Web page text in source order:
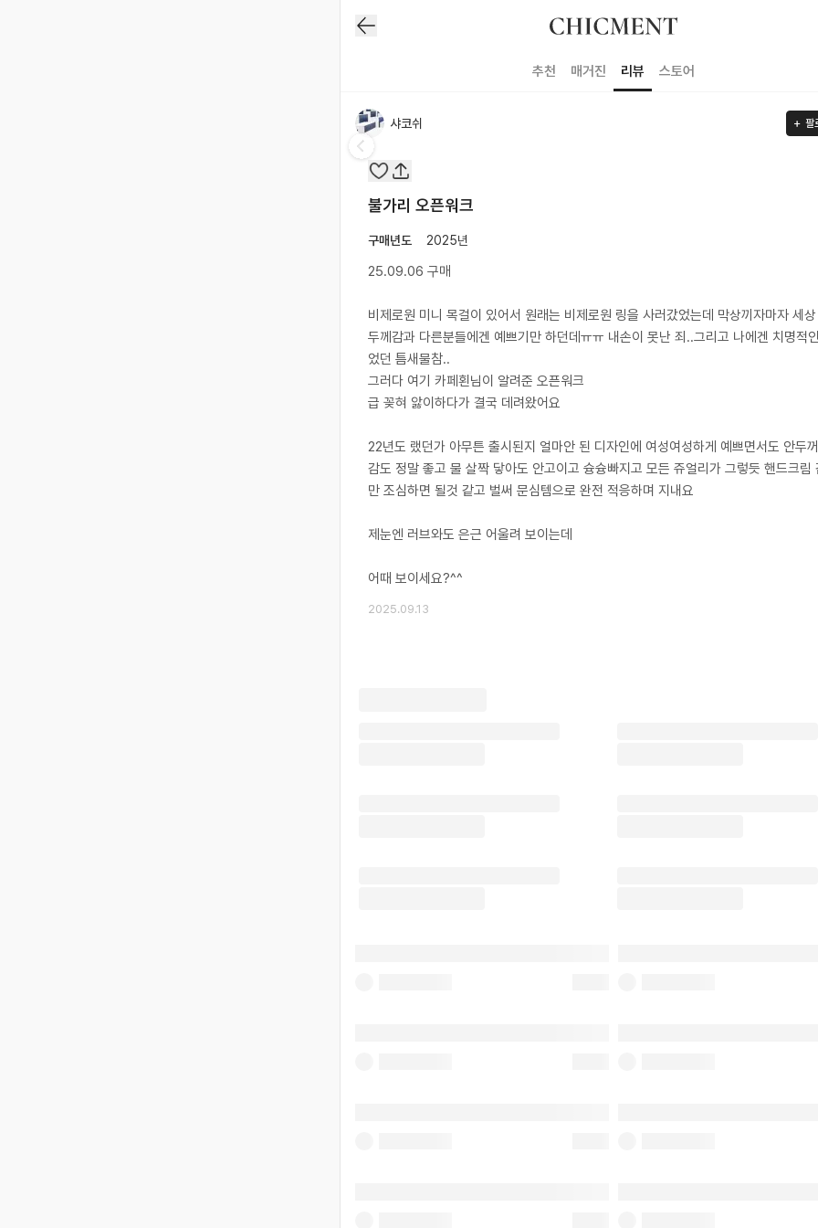
추천 매거진 리뷰 스토어
샤코쉬 팔
불가리 오픈워크
구매년도 2025년
25.09.06 구매
비제로원 미니 목걸이 있어서 원래는 비제로원 링을 사러갔었는데 막상끼자마자 세
두께감과 다른분들에겐 예쁘기만 하던데ㅠㅠ 내손이 못난 죄..그리고 나에겐 치명적
었던 틈새물참..
그러다 여기 카페횐님이 알려준 오픈워크
급 꽂혀 앓이하다가 결국 데려왔어요
22년도 랬던가 아무튼 출시된지 얼마안 된 디자인에 여성여성하게 예쁘면서도 안두
감도 정말 좋고 물 살짝 닿아도 안고이고 슝슝빠지고 모든 쥬얼리가 그렇듯 핸드크림
만 조심하면 될것 같고 벌써 문심템으로 완전 적응하며 지내요
제눈엔 러브와도 은근 어울려 보이는데
어때 보이세요?^^
2025.09.13